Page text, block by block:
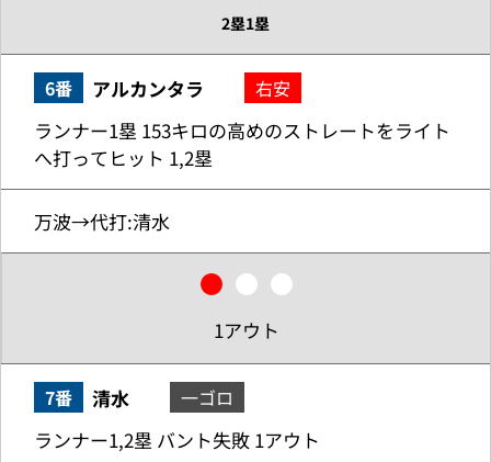
2塁1塁
6番 アルカンタラ 右安
ランナー1塁 153キロの高めのストレートをライト
へ打ってヒット 1,2塁
万波→代打:清水
1アウト
7番 清水 一ゴロ
ランナー1,2塁 バント失敗 1アウト